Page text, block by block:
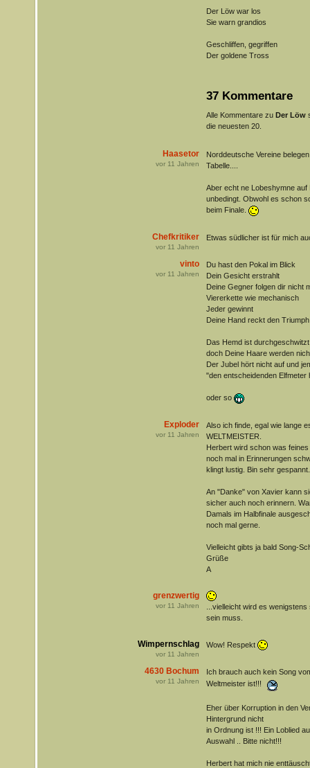
Der Löw war los
Sie warn grandios
Geschliffen, gegriffen
Der goldene Tross
37 Kommentare
Alle Kommentare zu Der Löw
die neuesten 20.
Haasetor
vor 11 Jahren
Norddeutsche Vereine
Tabelle....
Aber echt ne Lobeshymne auf
unbedingt. Obwohl es schon
beim Finale.
Chefkritiker
vor 11 Jahren
Etwas südlicher ist für mich
vinto
vor 11 Jahren
Du hast den Pokal im Blick
Dein Gesicht erstrahlt
Deine Gegner folgen dir nicht
Viererkette wie mechanisch
Jeder gewinnt
Deine Hand reckt den Triumph
Das Hemd ist
doch Deine Haare werden
Der Jubel hört nicht auf und
"den entscheidenden
oder so
Exploder
vor 11 Jahren
Also ich finde, egal wie lange
WELTMEISTER.
Herbert wird schon was
noch mal in Erinnerungen
klingt lustig. Bin sehr gespannt.
An "Danke" von Xavier kann
sicher auch noch erinnern.
Damals im Halbfinale
noch mal gerne.
Vielleicht gibts ja bald Song-
Grüße
A
grenzwertig
vor 11 Jahren
...vielleicht wird es
sein muss.
Wimpernschlag
vor 11 Jahren
Wow! Respekt
4630 Bochum
vor 11 Jahren
Ich brauch auch kein Song
Weltmeister ist!!!
Eher über Korruption in den
Hintergrund nicht
in Ordnung ist !!! Ein Loblied
Auswahl .. Bitte nicht!!!
Herbert hat mich nie